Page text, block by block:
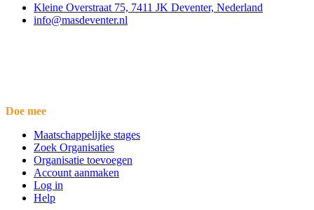
Kleine Overstraat 75, 7411 JK Deventer, Nederland
info@masdeventer.nl
Doe mee
Maatschappelijke stages
Zoek Organisaties
Organisatie toevoegen
Account aanmaken
Log in
Help